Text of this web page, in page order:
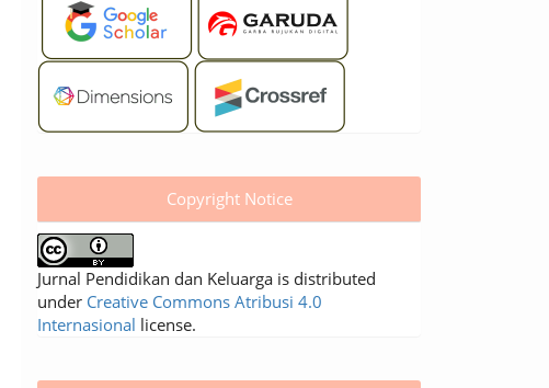
Copyright Notice
Jurnal Pendidikan dan Keluarga is distributed
under Creative Commons Atribusi 4.0
Internasional license.